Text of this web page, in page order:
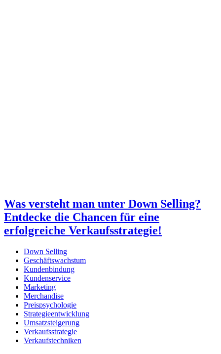
Was versteht man unter Down Selling?
Entdecke die Chancen für eine
erfolgreiche Verkaufsstrategie!
Down Selling
Geschäftswachstum
Kundenbindung
Kundenservice
Marketing
Merchandise
Preispsychologie
Strategieentwicklung
Umsatzsteigerung
Verkaufsstrategie
Verkaufstechniken